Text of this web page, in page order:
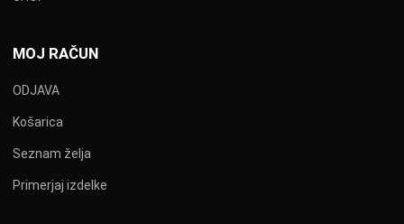
MOJ RAČUN
ODJAVA
Košarica
Seznam želja
Primerjaj izdelke